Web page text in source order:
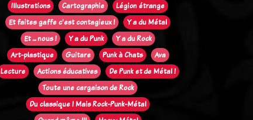
Illustrations
Cartographie
Légion étrange
Et faites gaffe c'est contagieux !
Y a du Métal
Et ... nous !
Y a du Punk
Y a du Rock
Art-plastique
Guitare Punk à Chats
Ava
Lecture
Actions éducatives
De Punk et de Métal !
Toute une cargaison de Rock
Du classique ! Mais Rock-Punk-Métal